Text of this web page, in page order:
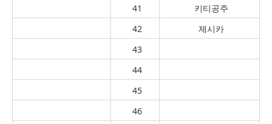
41
키티공주
42
제시카
43
44
45
46